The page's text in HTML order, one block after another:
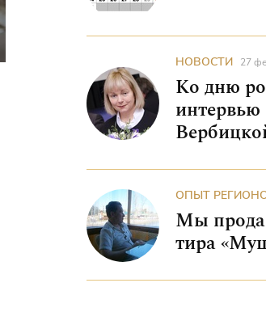
НОВОСТИ 27
Ко дню
ОПЫТ
Мы
тира